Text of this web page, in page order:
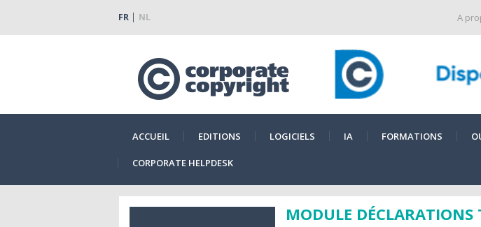
FR NL A
ACCUEIL EDITIONS LOGICIELS IA FORMATIONS
CORPORATE HELPDESK
MODULE DÉCLARATIONS